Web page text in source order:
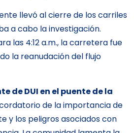
llevó al cierre de los carriles
a cabo la investigación.
las 4:12 a.m., la carretera fue
la reanudación del flujo
de DUI en el puente de la
de la importancia de
y los peligros asociados con